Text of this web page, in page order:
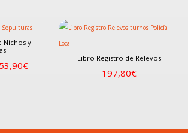
Nichos y
€
Libro Registro de Relevos
197,80€